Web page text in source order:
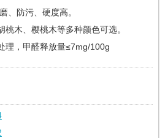
、防污、硬度高。
木、樱桃木等多种颜色可选。
理，甲醛释放量≤7mg/100g